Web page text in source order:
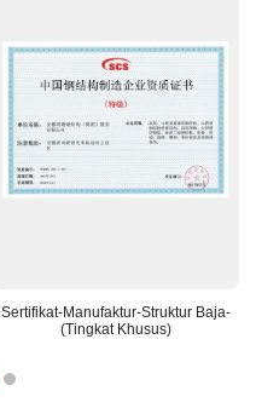
Sertifikat-Manufaktur-Struktur Baja-
(Tingkat Khusus)